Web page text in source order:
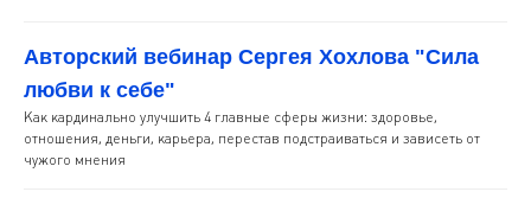
Авторский вебинар Сергея Хохлова "Сила
любви к себе"
Как кардинально улучшить 4 главные сферы жизни: здоровье,
отношения, деньги, карьера, перестав подстраиваться и зависеть от
чужого мнения